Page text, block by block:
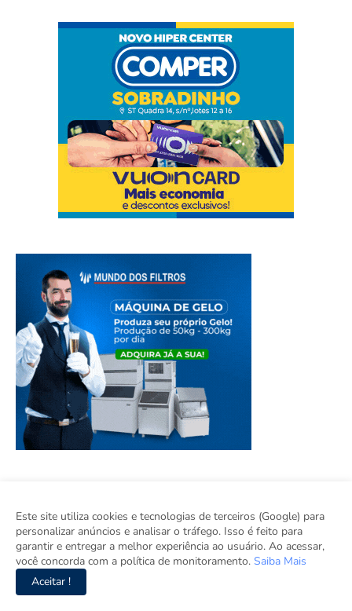
Este site utiliza cookies e tecnologias de terceiros (Google) para
personalizar anúncios e analisar o tráfego. Isso é feito para
garantir e entregar a melhor experiência ao usuário. Ao acessar,
você concorda com a política de monitoramento. Saiba Mais
Aceitar !